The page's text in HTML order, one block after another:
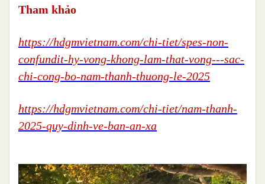
Tham khảo
https://hdgmvietnam.com/chi-tiet/spes-non-
confundit-hy-vong-khong-lam-that-vong---sac-
chi-cong-bo-nam-thanh-thuong-le-2025
https://hdgmvietnam.com/chi-tiet/nam-thanh-
2025-quy-dinh-ve-ban-an-xa